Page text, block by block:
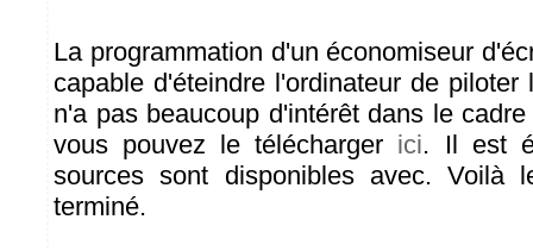
La programmation d'un économiseur
capable d'éteindre l'ordinateur de piloter
n'a pas beaucoup d'intérêt dans le
vous pouvez le télécharger ici. Il est
sources sont disponibles avec. Voilà
terminé.